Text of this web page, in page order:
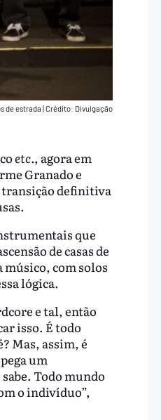
de estrada |Crédito: Divulgação
etc., agora em
Granado e
transição definitiva
que
de casas de
com solos
lógica.
e tal, então
isso. É todo
Mas, assim, é
um
Todo mundo
o indivíduo”,